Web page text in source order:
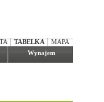
|TABELKA|MAPA
Wynajem